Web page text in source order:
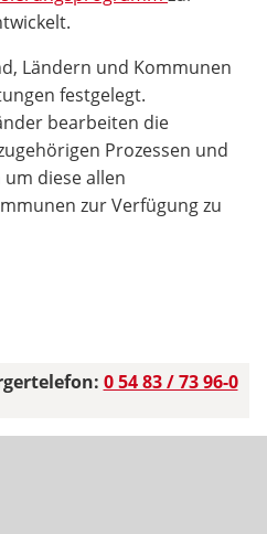
Ländern und Kommunen
festgelegt.
bearbeiten die
Prozessen und
diese allen
zur Verfügung zu
0 54 83 / 73 96-0